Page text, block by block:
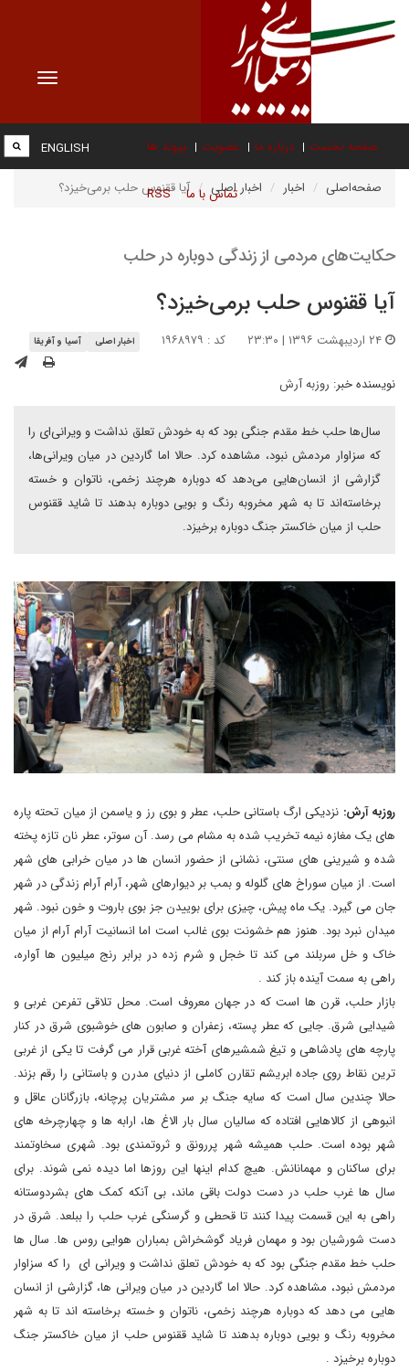
Toggle
صفحه نخست درباره ما عضویت پیوند ها
تماس با ما RSS
ENGLISH
صفحه‌اصلی اخبار اخبار اصلی آیا ققنوس حلب برمی‌خیزد؟
حکایت‌های مردمی از زندگی دوباره در حلب
آیا ققنوس حلب برمی‌خیزد؟
کد : ۱۹۶۸۹۷۹ اخبار اصلی آسیا و آفریقا
نویسنده خبر: روزبه آرش
سال‌ها حلب خط مقدم جنگی بود که به خودش تعلق نداشت و ویرانی‌ای را
که سزاوار مردمش نبود، مشاهده کرد. حالا اما گاردین در میان ویرانی‌ها،
گزارشی از انسان‌هایی می‌دهد که دوباره هرچند زخمی، ناتوان و خسته
برخاسته‌اند تا به شهر مخروبه رنگ و بویی دوباره بدهند تا شاید ققنوس
حلب از میان خاکستر جنگ دوباره برخیزد.
روزبه آرش: نزدیکی ارگ باستانی حلب، عطر و بوی رز و یاسمن از میان تحته پاره
های یک مغازه نیمه تخریب شده به مشام می رسد. آن سوتر، عطر نان تازه پخته
شده و شیرینی های سنتی، نشانی از حضور انسان ها در میان خرابی های شهر
است. از میان سوراخ های گلوله و بمب بر دیوارهای شهر، آرام آرام زندگی در شهر
جان می گیرد. یک ماه پیش، چیزی برای بوییدن جز بوی باروت و خون نبود. شهر
میدان نبرد بود. هنوز هم خشونت بوی غالب است اما انسانیت آرام آرام از میان
خاک و خل سربلند می کند تا خجل و شرم زده در برابر رنج میلیون ها آواره،
راهی به سمت آینده باز کند .
بازار حلب، قرن ها است که در جهان معروف است. محل تلاقی تفرعن غربی و
شیدایی شرق. جایی که عطر پسته، زعفران و صابون های خوشبوی شرق در کنار
پارچه های پادشاهی و تیغ شمشیرهای آخته غربی قرار می گرفت تا یکی از غربی
ترین نقاط روی جاده ابریشم تقارن کاملی از دنیای مدرن و باستانی را رقم بزند.
حالا چندین سال است که سایه جنگ بر سر مشتریان پرچانه، بازرگانان عاقل و
انبوهی از کالاهایی افتاده که سالیان سال بار الاغ ها، ارابه ها و چهارچرخه های
شهر بوده است. حلب همیشه شهر پررونق و ثروتمندی بود. شهری سخاوتمند
برای ساکنان و مهمانانش. هیچ کدام اینها این روزها اما دیده نمی شوند. برای
سال ها غرب حلب در دست دولت باقی ماند، بی آنکه کمک های بشردوستانه
راهی به این قسمت پیدا کنند تا قحطی و گرسنگی غرب حلب را ببلعد. شرق در
دست شورشیان بود و مهمان فریاد گوشخراش بمباران هوایی روس ها. سال ها
حلب خط مقدم جنگی بود که به خودش تعلق نداشت و ویرانی ای را که سزاوار
مردمش نبود، مشاهده کرد. حالا اما گاردین در میان ویرانی ها، گزارشی از انسان
هایی می دهد که دوباره هرچند زخمی، ناتوان و خسته برخاسته اند تا به شهر
مخروبه رنگ و بویی دوباره بدهند تا شاید ققنوس حلب از میان خاکستر جنگ
دوباره برخیزد .